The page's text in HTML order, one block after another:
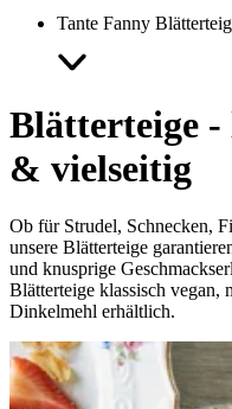
Tante Fanny
Blätterteige
& vielseitig
Ob für Strudel, Schnecken,
unsere Blätterteige
und knusprige
Blätterteige klassisch vegan,
Dinkelmehl erhältlich.